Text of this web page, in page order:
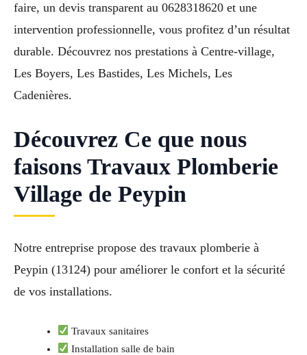
faire, un devis transparent au 0628318620 et une
intervention professionnelle, vous profitez d’un résultat
durable. Découvrez nos prestations à Centre-village,
Les Boyers, Les Bastides, Les Michels, Les
Cadenières.
Découvrez Ce que nous
faisons Travaux Plomberie
Village de Peypin
Notre entreprise propose des travaux plomberie à
Peypin (13124) pour améliorer le confort et la sécurité
de vos installations.
Travaux sanitaires
Installation salle de bain